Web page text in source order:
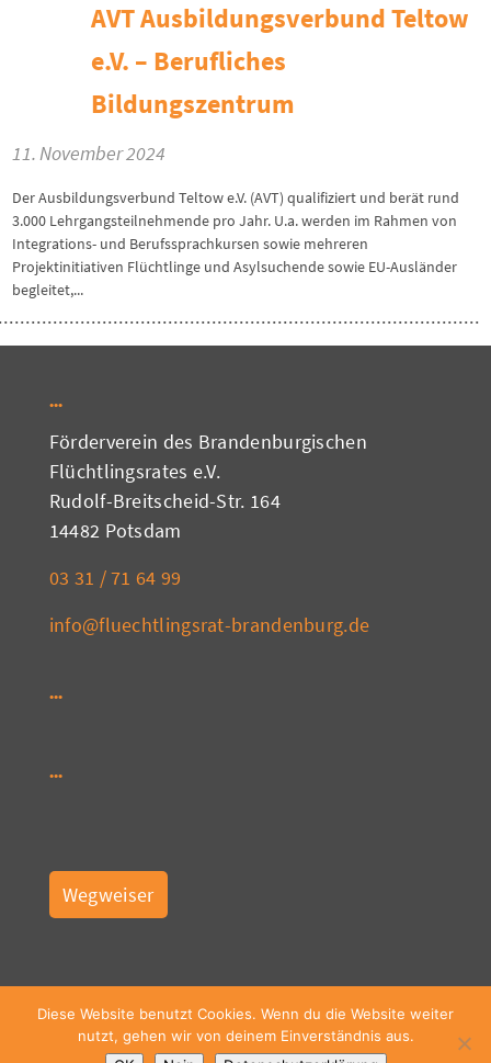
AVT Ausbildungsverbund Teltow
e.V. – Berufliches
Bildungszentrum
11. November 2024
Der Ausbildungsverbund Teltow e.V. (AVT) qualifiziert und berät rund
3.000 Lehrgangsteilnehmende pro Jahr. U.a. werden im Rahmen von
Integrations- und Berufssprachkursen sowie mehreren
Projektinitiativen Flüchtlinge und Asylsuchende sowie EU-Ausländer
begleitet,...
Förderverein des Brandenburgischen
Flüchtlingsrates e.V.
Rudolf-Breitscheid-Str. 164
14482 Potsdam
03 31 / 71 64 99
info@fluechtlingsrat-brandenburg.de
Wegweiser
Diese Website benutzt Cookies. Wenn du die Website weiter
nutzt, gehen wir von deinem Einverständnis aus.